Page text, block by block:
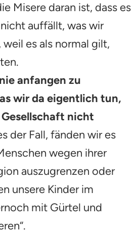
Misere daran ist, dass es
auffällt, was wir
weil es als normal gilt,
anfangen zu
wir da eigentlich tun,
nicht
der Fall, fänden wir es
wegen ihrer
auszugrenzen oder
unsere Kinder im
mit Gürtel und